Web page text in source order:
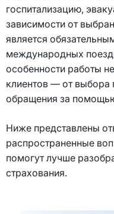
госпитализацию,
зависимости от
является
международных
особенности работы
клиентов — от
обращения за
Ниже представлены
распространенные
помогут лучше
страхования.